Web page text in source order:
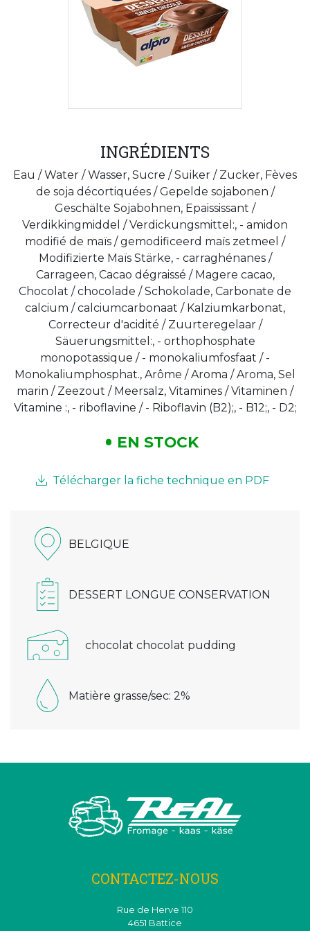
INGRÉDIENTS
Eau / Water / Wasser, Sucre / Suiker / Zucker, Fèves
de soja décortiquées / Gepelde sojabonen /
Geschälte Sojabohnen, Epaississant /
Verdikkingmiddel / Verdickungsmittel:, - amidon
modifié de maïs / gemodificeerd maïs zetmeel /
Modifizierte Maïs Stärke, - carraghénanes /
Carrageen, Cacao dégraissé / Magere cacao,
Chocolat / chocolade / Schokolade, Carbonate de
calcium / calciumcarbonaat / Kalziumkarbonat,
Correcteur d'acidité / Zuurteregelaar /
Säuerungsmittel:, - orthophosphate
monopotassique / - monokaliumfosfaat / -
Monokaliumphosphat., Arôme / Aroma / Aroma, Sel
marin / Zeezout / Meersalz, Vitamines / Vitaminen /
Vitamine :, - riboflavine / - Riboflavin (B2);, - B12;, - D2;
EN STOCK
Télécharger la fiche technique en PDF
BELGIQUE
DESSERT LONGUE CONSERVATION
chocolat chocolat pudding
Matière grasse/sec: 2%
CONTACTEZ-NOUS
Rue de Herve 110
4651 Battice